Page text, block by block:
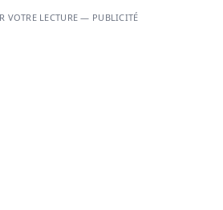
VOTRE LECTURE — PUBLICITÉ